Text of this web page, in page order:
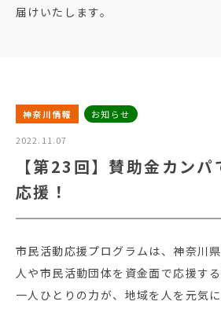
届けいたします。
神奈川情報 お知らせ
2022.11.07
【第23回】賛助金カン
応援！
市民活動応援プログラムは、神奈川
人や市民活動団体を資金面で応援す
一人ひとりの力が、地域を人を元気に